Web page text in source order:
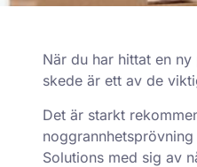
När du har hittat en
skede är ett av de
Det är starkt
Solutions med sig av